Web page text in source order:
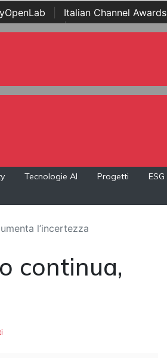
Italian Channel Awards
Awards | ...
Tecnologie AI Progetti ESG
l’incertezza
continua,